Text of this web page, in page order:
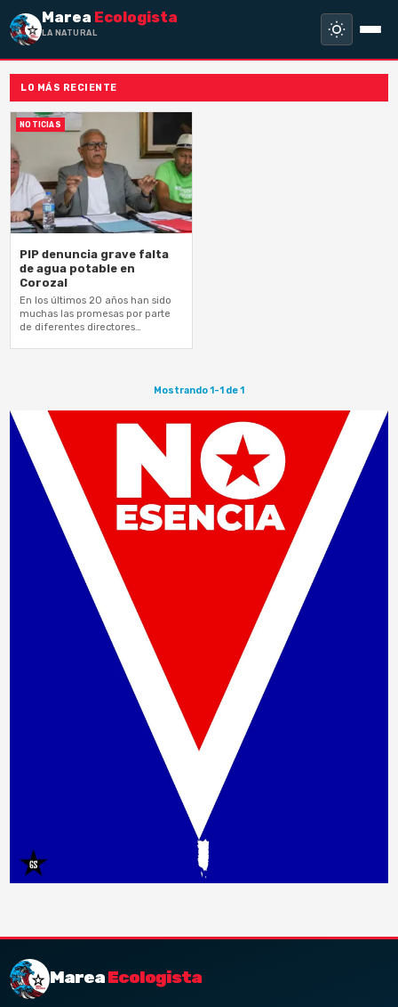
Marea Ecologista
LA NATURALEZ
LO MÁS RECIENTE
NOTICIAS
PIP denuncia grave falta
de agua potable en
Corozal
En los últimos 20 años han sido
muchas las promesas por parte
de diferentes directores
Mostrando 1-1 de 1
MareaEcologista